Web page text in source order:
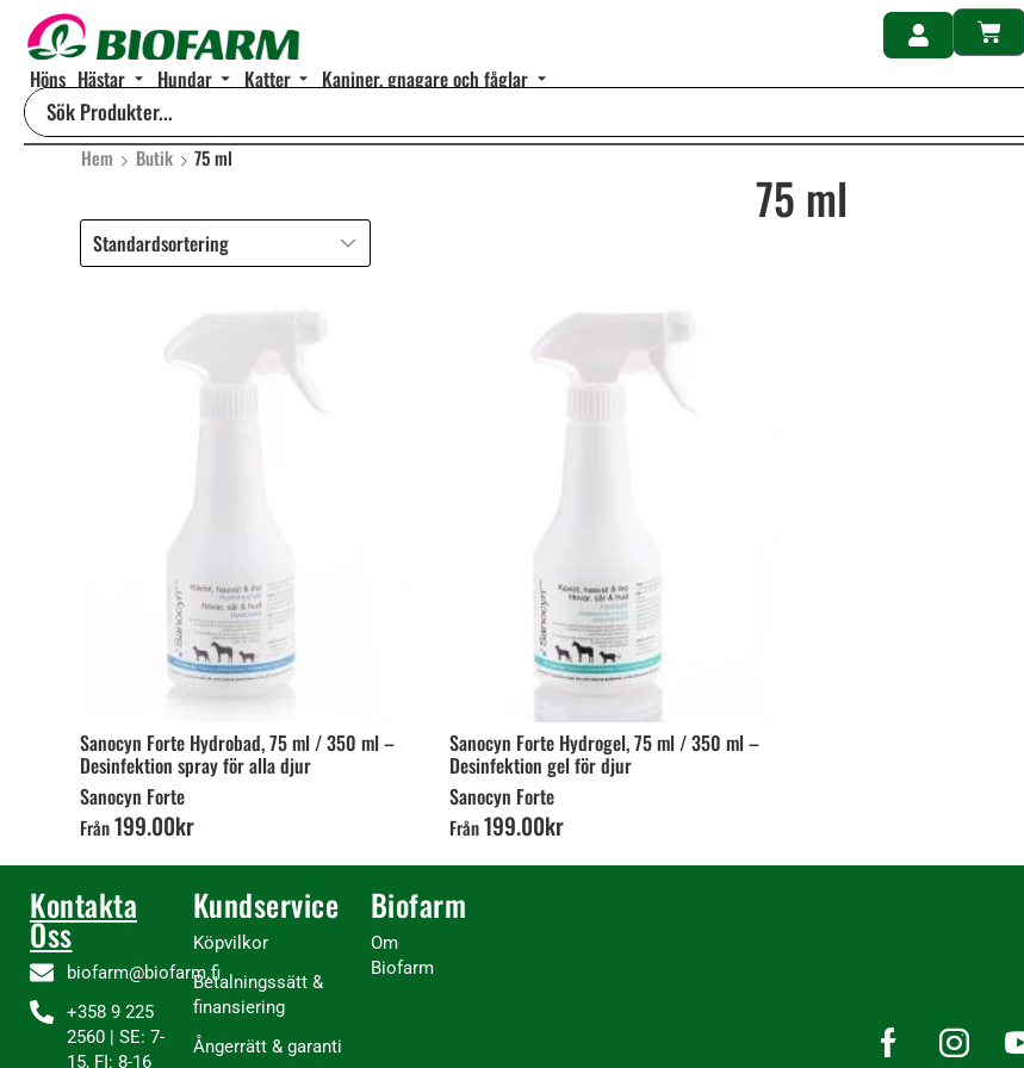
Höns Hästar Hundar Katter Kaniner, gnagare och fåglar
Hem Butik 75 ml
75 ml
Sanocyn Forte Hydrobad, 75 ml / 350 ml –
Desinfektion spray för alla djur
Sanocyn Forte
Från199.00kr
Sanocyn Forte Hydrogel, 75 ml / 350 ml –
Desinfektion gel för djur
Sanocyn Forte
Från199.00kr
Kontakta
Oss
biofarm@biofarm.fi
+358 9 225
2560 | SE: 7-
15, FI: 8-16
Kundservice
Köpvilkor
Betalningssätt &
finansiering
Ångerrätt & garanti
Biofarm
Om
Biofarm